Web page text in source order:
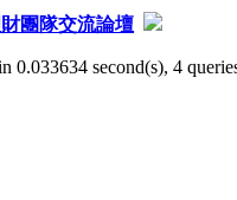
團隊交流論壇
0.033634 second(s), 4